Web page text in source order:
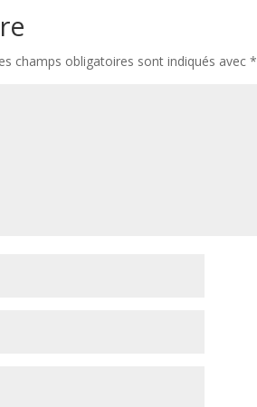
champs obligatoires sont indiqués avec*